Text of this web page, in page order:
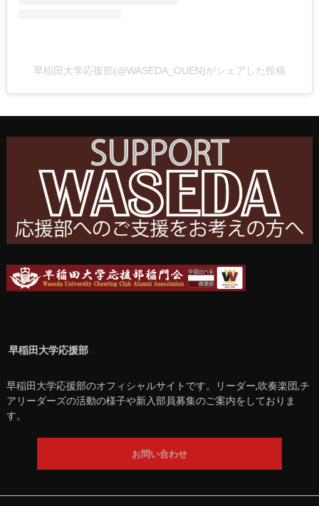
早稲田大学応援部(@WASEDA_OUEN)がシェアした投稿
早稲田大学応援部
早稲田大学応援部のオフィシャルサイトです。リーダー,吹奏楽団,チ
アリーダーズの活動の様子や新入部員募集のご案内をしておりま
す。
お問い合わせ